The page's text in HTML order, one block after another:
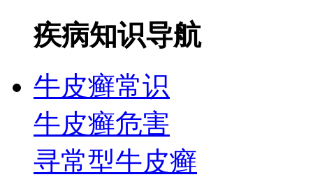
疾病知识导航
牛皮癣常识
牛皮癣危害
寻常型牛皮癣